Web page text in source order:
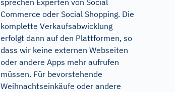
sprechen Experten von Social
Commerce oder Social Shopping. Die
komplette Verkaufsabwicklung
erfolgt dann auf den Plattformen, so
dass wir keine externen Webseiten
oder andere Apps mehr aufrufen
müssen. Für bevorstehende
Weihnachtseinkäufe oder andere